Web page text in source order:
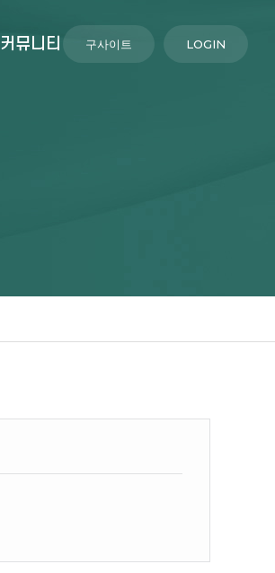
커뮤니티 LOGIN
구사이트